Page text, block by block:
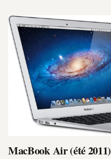
MacBook Air (été 2011)